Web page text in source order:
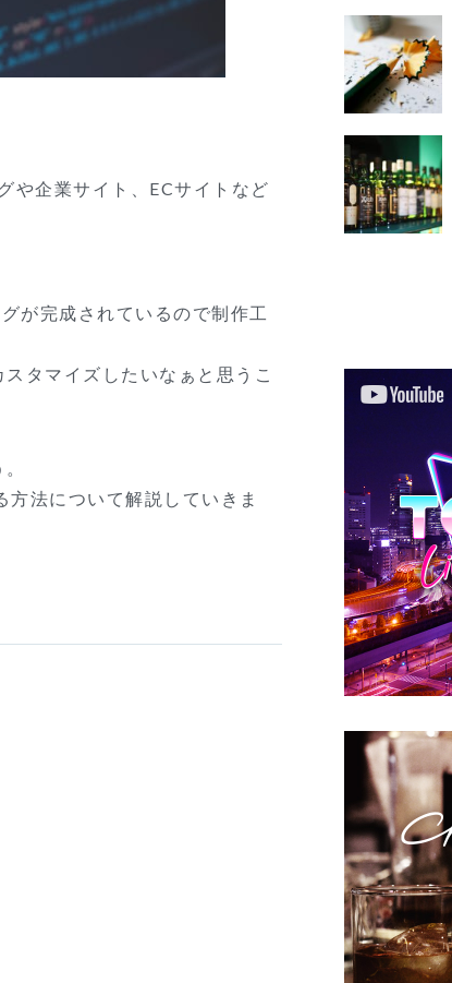
や企業サイト、ECサイトなど
が完成されているので制作工
タマイズしたいなぁと思うこ
法について解説していきま